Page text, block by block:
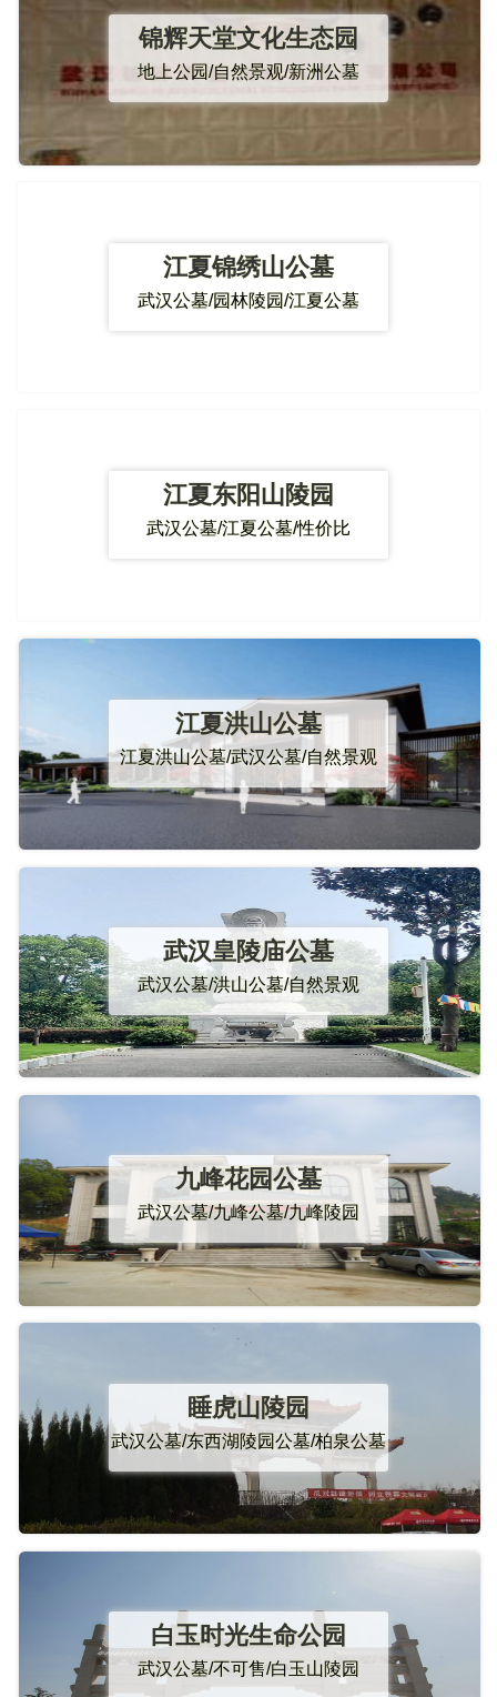
锦辉天堂文化生态园
地上公园/自然景观/新洲公墓
江夏锦绣山公墓
武汉公墓/园林陵园/江夏公墓
江夏东阳山陵园
武汉公墓/江夏公墓/性价比
江夏洪山公墓
江夏洪山公墓/武汉公墓/自然景观
武汉皇陵庙公墓
武汉公墓/洪山公墓/自然景观
九峰花园公墓
武汉公墓/九峰公墓/九峰陵园
睡虎山陵园
武汉公墓/东西湖陵园公墓/柏泉公墓
白玉时光生命公园
武汉公墓/不可售/白玉山陵园